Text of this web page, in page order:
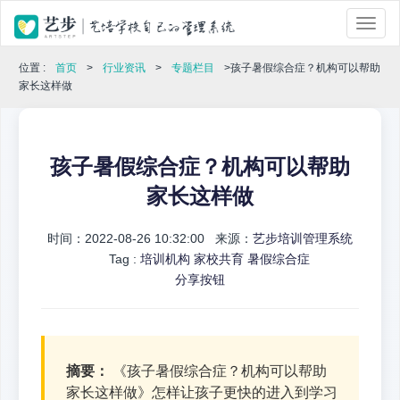
位置 : 首页 > 行业资讯 > 专题栏目
>孩子暑假综合症？机构可以帮助
家长这样做
孩子暑假综合症？机构可以帮助
家长这样做
时间：2022-08-26 10:32:00 来源： 艺步培训管理系统
Tag : 培训机构 家校共育 暑假综合症
分享按钮
摘要：
《孩子暑假综合症？机构可以帮助
家长这样做》怎样让孩子更快的进入到学习